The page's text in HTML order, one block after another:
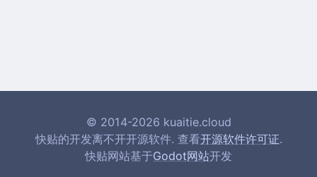
© 2014-2026 kuaitie.cloud
快贴的开发离不开开源软件. 查看开源软件许可证.
快贴网站基于Godot网站开发